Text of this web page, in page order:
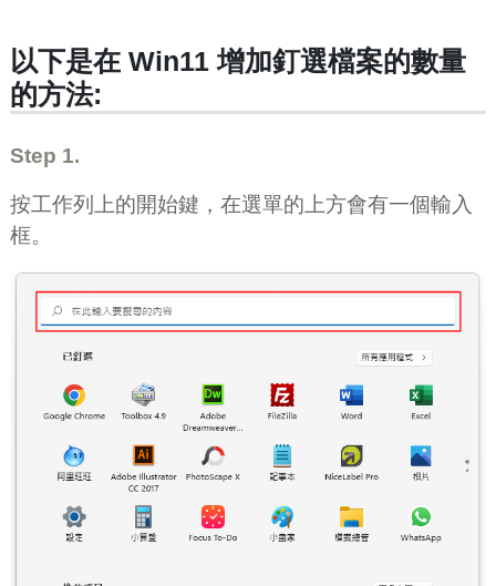
以下是在 Win11 增加釘選檔案的數量
的方法:
Step 1.
按工作列上的開始鍵，在選單的上方會有一個輸入
框。